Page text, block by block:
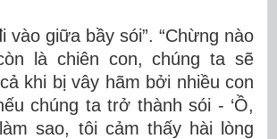
vào giữa bầy sói”. “Chừng nào
là chiên con, chúng ta sẽ
khi bị vây hãm bởi nhiều con
chúng ta trở thành sói - ‘Ồ,
sao, tôi cảm thấy hài lòng